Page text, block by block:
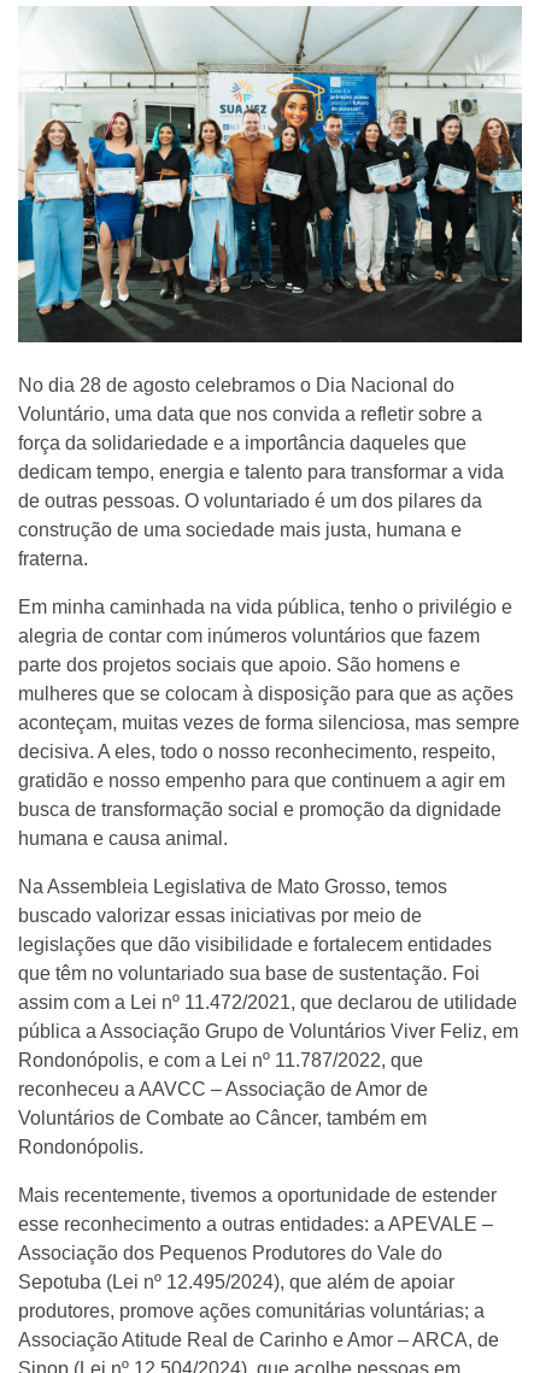
No dia 28 de agosto celebramos o Dia Nacional do
Voluntário, uma data que nos convida a refletir sobre a
força da solidariedade e a importância daqueles que
dedicam tempo, energia e talento para transformar a vida
de outras pessoas. O voluntariado é um dos pilares da
construção de uma sociedade mais justa, humana e
fraterna.
Em minha caminhada na vida pública, tenho o privilégio e
alegria de contar com inúmeros voluntários que fazem
parte dos projetos sociais que apoio. São homens e
mulheres que se colocam à disposição para que as ações
aconteçam, muitas vezes de forma silenciosa, mas sempre
decisiva. A eles, todo o nosso reconhecimento, respeito,
gratidão e nosso empenho para que continuem a agir em
busca de transformação social e promoção da dignidade
humana e causa animal.
Na Assembleia Legislativa de Mato Grosso, temos
buscado valorizar essas iniciativas por meio de
legislações que dão visibilidade e fortalecem entidades
que têm no voluntariado sua base de sustentação. Foi
assim com a Lei nº 11.472/2021, que declarou de utilidade
pública a Associação Grupo de Voluntários Viver Feliz, em
Rondonópolis, e com a Lei nº 11.787/2022, que
reconheceu a AAVCC – Associação de Amor de
Voluntários de Combate ao Câncer, também em
Rondonópolis.
Mais recentemente, tivemos a oportunidade de estender
esse reconhecimento a outras entidades: a APEVALE –
Associação dos Pequenos Produtores do Vale do
Sepotuba (Lei nº 12.495/2024), que além de apoiar
produtores, promove ações comunitárias voluntárias; a
Associação Atitude Real de Carinho e Amor – ARCA, de
Sinop (Lei nº 12.504/2024), que acolhe pessoas em